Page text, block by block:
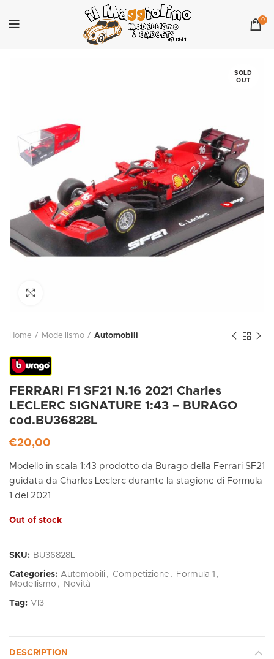
0
SOLD
OUT
Home Modellismo Automobili
FERRARI F1 SF21 N.16 2021 Charles
LECLERC SIGNATURE 1:43 – BURAGO
cod.BU36828L
€20,00
Modello in scala 1:43 prodotto da Burago della Ferrari SF21
guidata da Charles Leclerc durante la stagione di Formula
1 del 2021
Out of stock
SKU: BU36828L
Categories: Automobili , Competizione , Formula 1 ,
Modellismo , Novità
Tag: VI3
DESCRIPTION